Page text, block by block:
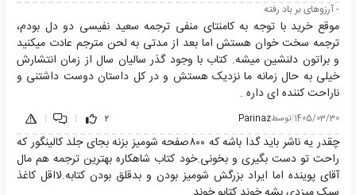
- آرزوهای بر باد رفته
موقع خرید با توجه به کامنتای منفی ترجمه سعید نفیسی دو دل بودم،
ترجمه سخت خوان هستش اما بعد از مدتی به لحن مترجم عادت میکنید
و براتون دلنشین میشه. کتاب با وجود گذر سالیان سال از زمان انتشارش
خیلی به حال زمانه ما نزدیک هستش و در کل داستان دوست داشتنی و
ناراحت کننده ای داره .
1405/03/30 توسطParinaz
2
چقدر یه ناشر باید گدا باشه که ۸۰۰صفحه شومیز بزنه بجای جلد کالینگور که
راحت تو دست بگیری و بخونی.خود کتاب شاهکاره بهترین ترجمه هم مال
آقای پوینده اما ایراد بزرگش شومیز بودن و بدقلق بودن کتابه‌.لااقل کاغذ